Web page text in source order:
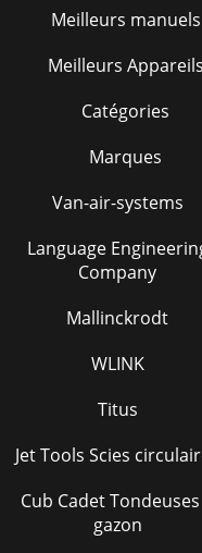
Meilleurs manuels
Meilleurs Appareils
Catégories
Marques
Van-air-systems
Language
Company
Mallinckrodt
WLINK
Titus
Jet Tools Scies
Cub Cadet
gazon